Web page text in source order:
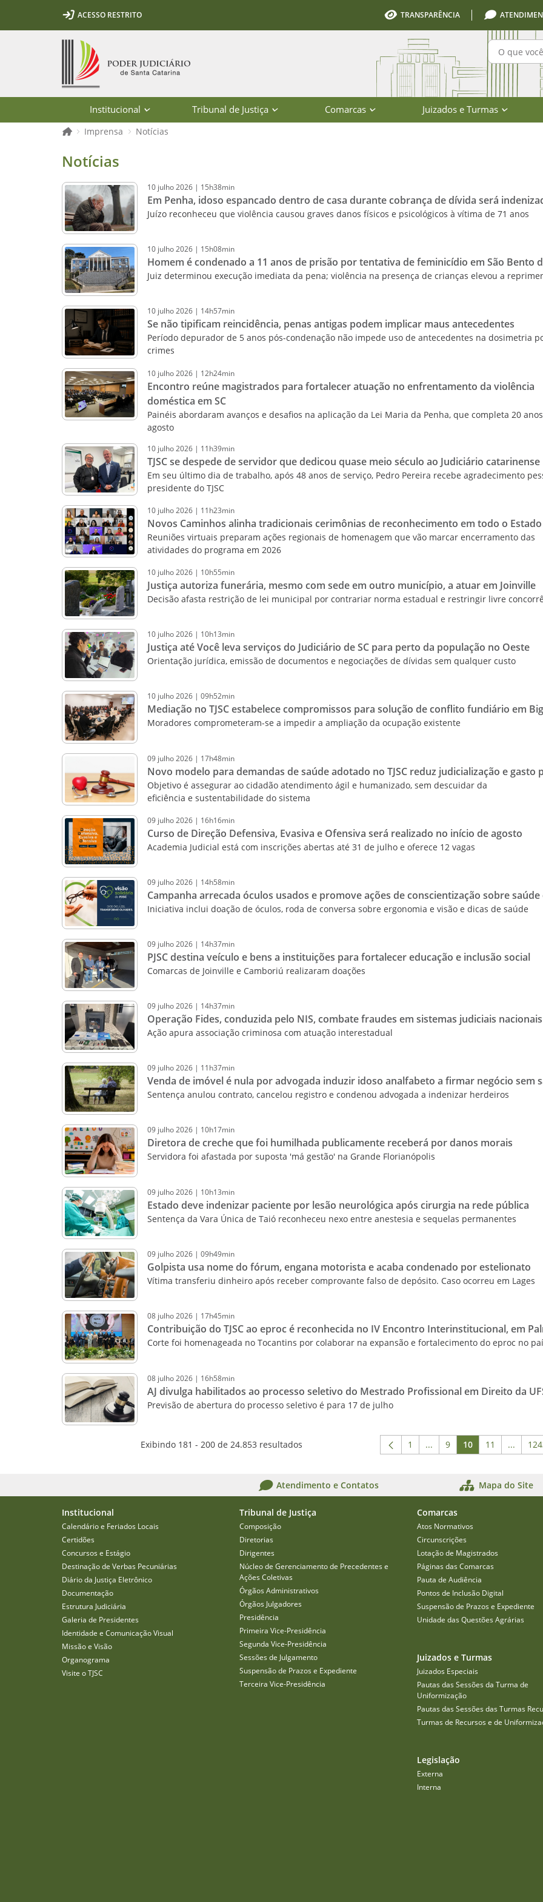
Ir para o conteúdo
Ir para a ferramenta de acessibilidade - Rybená
Ir para o menu principal
Ir para a pesquisa
Ir para o rodapé
Ir para a página inicialACESSO RESTRITO TRANSPARÊNCIA
Institucional Tribunal de Justiça Comarcas Juizados e Turmas
Página inicial
Imprensa Notícias
Notícias - Imprensa - Poder Judiciário de Santa Catarina
Notícias
10 julho2026 | 15h38min
Em Penha, idoso espancado dentro de casa durante cobrança de dívida será
Juízo reconheceu que violência causou graves danos físicos e psicológicos à vítima de 71 anos
10 julho2026 | 15h08min
Homem é condenado a 11 anos de prisão por tentativa de feminicídio em São Bento
Juiz determinou execução imediata da pena; violência na presença de crianças elevou a
10 julho2026 | 14h57min
Se não tipificam reincidência, penas antigas podem implicar maus antecedentes
Período depurador de 5 anos pós-condenação não impede uso de antecedentes na dosimetria
crimes
10 julho2026 | 12h24min
Encontro reúne magistrados para fortalecer atuação no enfrentamento da violência
doméstica em SC
Painéis abordaram avanços e desafios na aplicação da Lei Maria da Penha, que completa 20
agosto
10 julho2026 | 11h39min
TJSC se despede de servidor que dedicou quase meio século ao Judiciário catarinense
Em seu último dia de trabalho, após 48 anos de serviço, Pedro Pereira recebe agradecimento
presidente do TJSC
10 julho2026 | 11h23min
Novos Caminhos alinha tradicionais cerimônias de reconhecimento em todo o Estado
Reuniões virtuais preparam ações regionais de homenagem que vão marcar encerramento das
atividades do programa em 2026
10 julho2026 | 10h55min
Justiça autoriza funerária, mesmo com sede em outro município, a atuar em Joinville
Decisão afasta restrição de lei municipal por contrariar norma estadual e restringir livre
10 julho2026 | 10h13min
Justiça até Você leva serviços do Judiciário de SC para perto da população no Oeste
Orientação jurídica, emissão de documentos e negociações de dívidas sem qualquer custo
10 julho2026 | 09h52min
Mediação no TJSC estabelece compromissos para solução de conflito fundiário em
Moradores comprometeram-se a impedir a ampliação da ocupação existente
09 julho2026 | 17h48min
Novo modelo para demandas de saúde adotado no TJSC reduz judicialização e gasto
Objetivo é assegurar ao cidadão atendimento ágil e humanizado, sem descuidar da
eficiência e sustentabilidade do sistema
09 julho2026 | 16h16min
Curso de Direção Defensiva, Evasiva e Ofensiva será realizado no início de agosto
Academia Judicial está com inscrições abertas até 31 de julho e oferece 12 vagas
09 julho2026 | 14h58min
Campanha arrecada óculos usados e promove ações de conscientização sobre
Iniciativa inclui doação de óculos, roda de conversa sobre ergonomia e visão e dicas de saúde
09 julho2026 | 14h37min
PJSC destina veículo e bens a instituições para fortalecer educação e inclusão social
Comarcas de Joinville e Camboriú realizaram doações
09 julho2026 | 14h37min
Operação Fides, conduzida pelo NIS, combate fraudes em sistemas judiciais nacionais
Ação apura associação criminosa com atuação interestadual
09 julho2026 | 11h37min
Venda de imóvel é nula por advogada induzir idoso analfabeto a firmar negócio sem
Sentença anulou contrato, cancelou registro e condenou advogada a indenizar herdeiros
09 julho2026 | 10h17min
Diretora de creche que foi humilhada publicamente receberá por danos morais
Servidora foi afastada por suposta 'má gestão' na Grande Florianópolis
09 julho2026 | 10h13min
Estado deve indenizar paciente por lesão neurológica após cirurgia na rede pública
Sentença da Vara Única de Taió reconheceu nexo entre anestesia e sequelas permanentes
09 julho2026 | 09h49min
Golpista usa nome do fórum, engana motorista e acaba condenado por estelionato
Vítima transferiu dinheiro após receber comprovante falso de depósito. Caso ocorreu em Lages
08 julho2026 | 17h45min
Contribuição do TJSC ao eproc é reconhecida no IV Encontro Interinstitucional, em
Corte foi homenageada no Tocantins por colaborar na expansão e fortalecimento do eproc no
08 julho2026 | 16h58min
AJ divulga habilitados ao processo seletivo do Mestrado Profissional em Direito da
Previsão de abertura do processo seletivo é para 17 de julho
Exibindo 181 - 200 de 24.853 resultados Página
1 ...Páginas intermediárias Usar
Página
9 Página
10 Página
11 ...
Atendimento e Contatos Mapa do Site
Institucional
Calendário e Feriados Locais
Certidões
Concursos e Estágio
Destinação de Verbas Pecuniárias
Diário da Justiça Eletrônico
Documentação
Estrutura Judiciária
Galeria de Presidentes
Identidade e Comunicação Visual
Missão e Visão
Organograma
Visite o TJSC
Tribunal de Justiça
Composição
Diretorias
Dirigentes
Núcleo de Gerenciamento de Precedentes e
Ações Coletivas
Órgãos Administrativos
Órgãos Julgadores
Presidência
Primeira Vice-Presidência
Segunda Vice-Presidência
Sessões de Julgamento
Suspensão de Prazos e Expediente
Terceira Vice-Presidência
Comarcas
Atos Normativos
Circunscrições
Lotação de Magistrados
Páginas das Comarcas
Pauta de Audiência
Pontos de Inclusão Digital
Suspensão de Prazos e Expediente
Unidade das Questões Agrárias
Juizados e Turmas
Juizados Especiais
Pautas das Sessões da Turma de
Uniformização
Pautas das Sessões das Turmas
Turmas de Recursos e de
Legislação
Externa
Interna